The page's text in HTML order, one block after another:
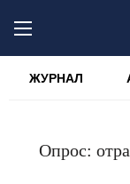
ЖУРНАЛ
Опрос: